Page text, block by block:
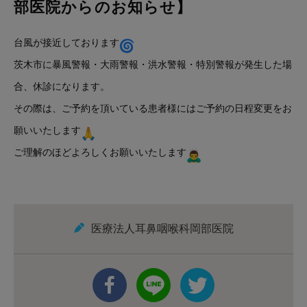
部医院からのお知らせ】
台風が接近しております
茨木市に暴風警報・大雨警報・洪水警報・特別警報が発生した場
合、休診になります。
その際は、ご予約を頂いている患者様にはご予約の日程変更をお
願いいたします
ご理解のほどよろしくお願いいたします
医療法人耳鼻咽喉科岡部医院